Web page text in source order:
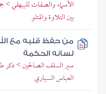
الأسماء والصفات للبيهقي >
بين التلاوة والمتلو
من حفظ قلبه مع
لسانه الحكمة
سير السلف الصالحين > ذكر
العباس السياري